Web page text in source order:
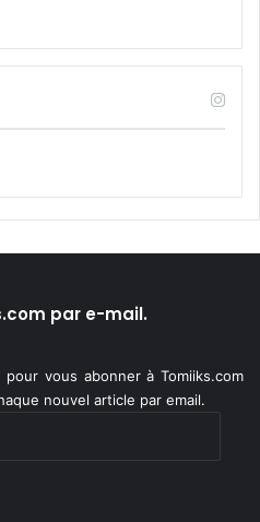
par e-mail.
vous abonner à Tomiiks.com
nouvel article par email.